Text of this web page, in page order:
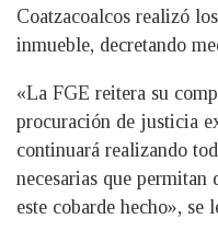
Coatzacoalcos realizó
inmueble, decretando
«La FGE reitera su
procuración de justicia
continuará realizando
necesarias que permitan
este cobarde hecho», se